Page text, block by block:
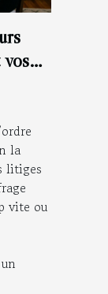
la
litiges
vite ou